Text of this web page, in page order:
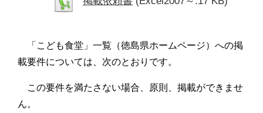
「こども食堂」一覧（徳島県ホームページ）への掲
載要件については、次のとおりです。
この要件を満たさない場合、原則、掲載ができませ
ん。